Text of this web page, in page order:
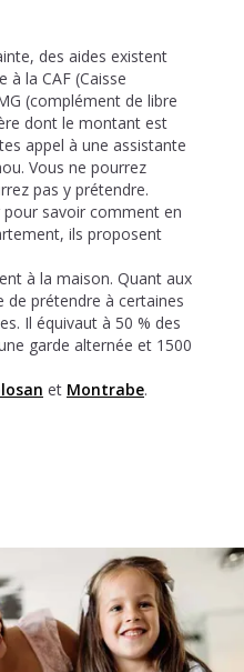
des aides existent
la CAF (Caisse
(complément de libre
dont le montant est
appel à une assistante
Vous ne pourrez
pas y prétendre.
savoir comment en
ils proposent
à la maison. Quant aux
de prétendre à certaines
Il équivaut à 50 % des
garde alternée et 1500
et Montrabe.